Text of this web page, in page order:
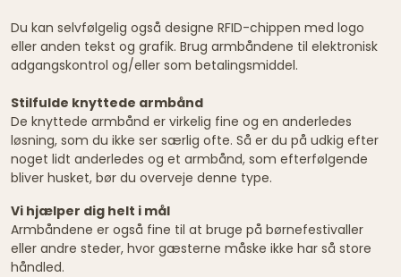
Du kan selvfølgelig også designe RFID-chippen med logo
eller anden tekst og grafik. Brug armbåndene til elektronisk
adgangskontrol og/eller som betalingsmiddel.
Stilfulde knyttede armbånd
De knyttede armbånd er virkelig fine og en anderledes
løsning, som du ikke ser særlig ofte. Så er du på udkig efter
noget lidt anderledes og et armbånd, som efterfølgende
bliver husket, bør du overveje denne type.
Vi hjælper dig helt i mål
Armbåndene er også fine til at bruge på børnefestivaller
eller andre steder, hvor gæsterne måske ikke har så store
håndled.